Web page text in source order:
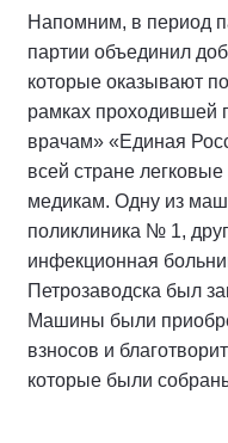
Напомним, в период
партии объединил
которые оказывают
рамках проходившей
врачам» «Единая
всей стране
медикам. Одну из
поликлиника № 1,
инфекционная
Петрозаводска был
Машины были
взносов и
которые были